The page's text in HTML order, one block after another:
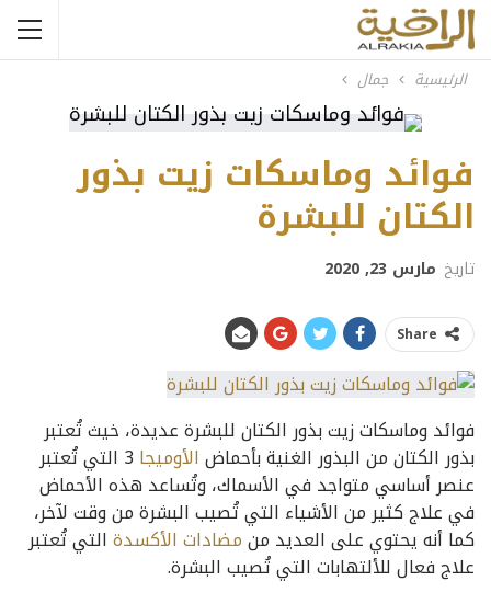
الرئيسية جمال
فوائد وماسكات زيت بذور
الكتان للبشرة
تاريخ مارس 23, 2020
Share
فوائد وماسكات زيت بذور الكتان للبشرة عديدة، خيث تُعتبر
بذور الكتان من البذور الغنية بأحماض الأوميجا
3 التي تُعتبر
عنصر أساسي متواجد في الأسماك، وتُساعد هذه الأحماض
في علاج كثير من الأشياء التي تُصيب البشرة من وقت لآخر،
كما أنه يحتوي على العديد منمضادات الأكسدةالتي تُعتبر
علاج فعال للألتهابات التي تُصيب البشرة.